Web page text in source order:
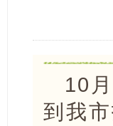
10
到我